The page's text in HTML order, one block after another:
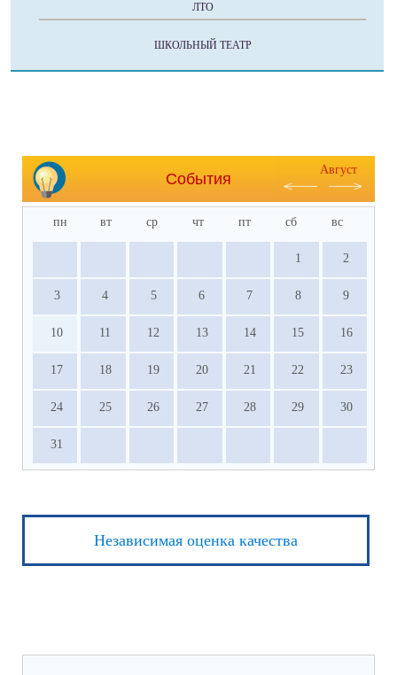
ЛТО
ШКОЛЬНЫЙ ТЕАТР
События
Август
пн вт ср чт пт сб вс
1 2
3 4 5 6 7 8 9
10 11 12 13 14 15 16
17 18 19 20 21 22 23
24 25 26 27 28 29 30
31
Независимая оценка качества